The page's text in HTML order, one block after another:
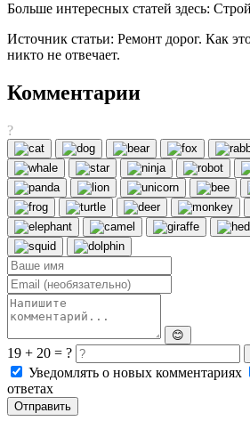
Больше интересных статей здесь:
Источник статьи: Ремонт дорог. Как
никто не отвечает.
Комментарии
?
😊
19 + 20 = ?
Уведомлять о новых комментариях
ответах
Отправить